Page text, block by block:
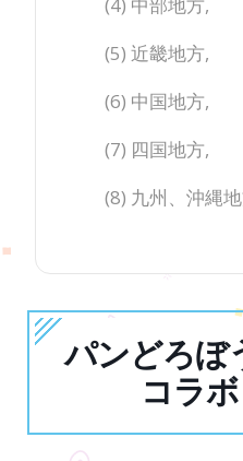
(5) 近畿地方,
(6) 中国地方,
(7) 四国地方,
(8) 九州、沖縄
パンどろぼ
コラ